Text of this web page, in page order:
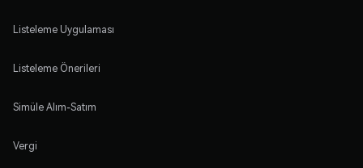
Listeleme Uygulaması
Listeleme Önerileri
Simüle Alım-Satım
Vergi